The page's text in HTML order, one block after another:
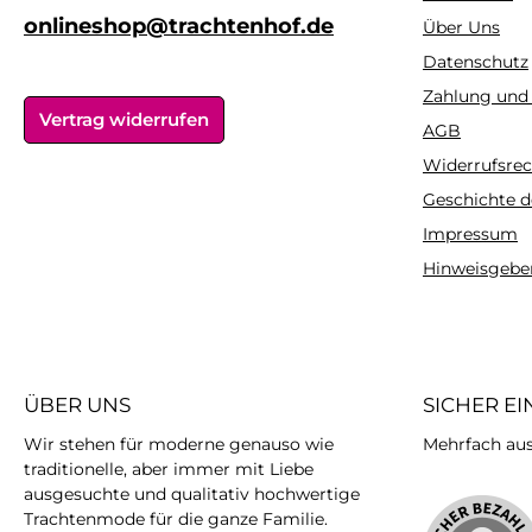
alltäglichen Hose, zum
Wolljacken ihre
ursprüngliche Form
alltäglichen
Dirndl oder
Wolljacken
ursprüngliche
behalten,
möglichst nicht
C
geringer
onlineshop@trachtenhof.de
Vertrag widerrufen
Über Uns
Datenschutz
Zahlung und
AGB
Geschichte
Impressum
ÜBER UNS
Wir stehen für moderne genauso wie
traditionelle, aber immer mit Liebe
ausgesuchte und qualitativ hochwertige
Trachtenmode für die ganze Familie.
SICHER
Mehrfach